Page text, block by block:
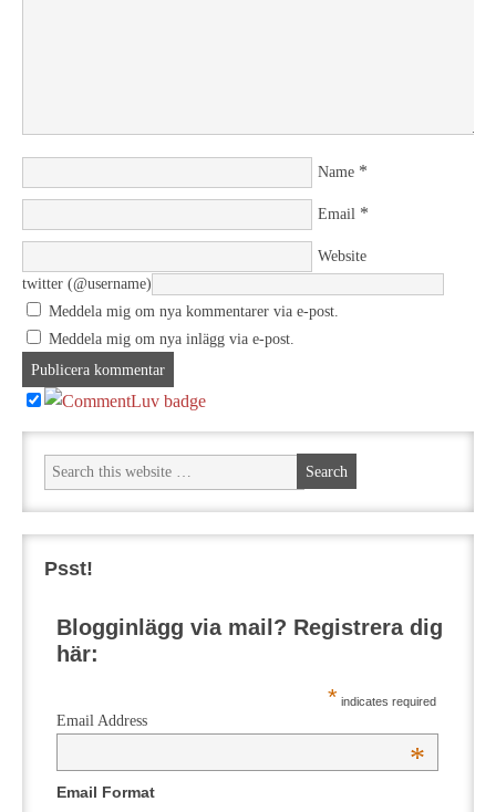
Name *
Email *
Website
twitter (@username)
Meddela mig om nya kommentarer via e-post.
Meddela mig om nya inlägg via e-post.
Psst!
Blogginlägg via mail? Registrera dig
här:
* indicates required
Email Address
*
Email Format